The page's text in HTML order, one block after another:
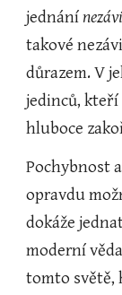
jednání
takové
důrazem. V
jedinců, kteří
hluboce
Pochybnost
opravdu
dokáže
moderní
tomto světě,